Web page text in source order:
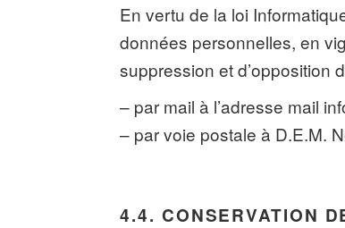
En vertu de la loi
données personnelles, en
suppression et d’opposition
– par mail à l’adresse mail
– par voie postale à D.E.M.
4.4. CONSERVATION